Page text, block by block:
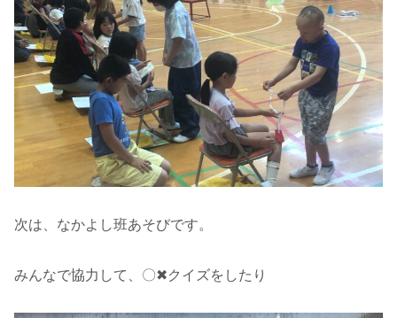
次は、なかよし班あそびです。
みんなで協力して、〇✖クイズをしたり